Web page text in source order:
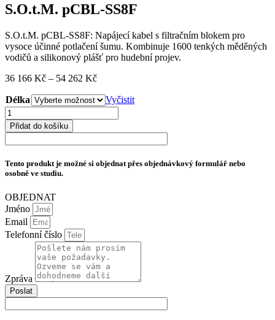
S.O.t.M. pCBL-SS8F
S.O.t.M. pCBL-SS8F: Napájecí kabel s filtračním blokem pro
vysoce účinné potlačení šumu. Kombinuje 1600 tenkých měděných
vodičů a silikonový plášť pro hudební projev.
36 166 Kč – 54 262 KčRozpětí
36
166 Kč
až
54
262 Kč
Délka
Vyčistit
S.O.t.M.
pCBL-
SS8F
množství
Přidat do košíku
Tento produkt je možné si objednat přes objednávkový formulář nebo
osobně ve studiu.
OBJEDNAT
Jméno
Email
Telefonní číslo
Zpráva
Poslat